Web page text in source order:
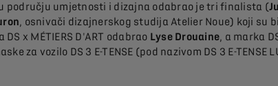
području umjetnosti i dizajna odabrao je tri finalista (
, osnivači dizajnerskog studija Atelier Noue) koji su
x MÉTIERS D'ART odabrao Lyse Drouaine, a marka
za vozilo DS 3 E-TENSE (pod nazivom DS 3 E-TENSE